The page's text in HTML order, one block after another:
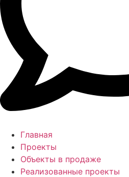
Главная
Проекты
Объекты в продаже
Реализованные проекты